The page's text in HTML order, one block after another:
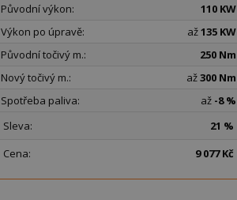
Původní výkon:
110 KW
Výkon po úpravě:
až135 KW
Původní točivý m.:
250 Nm
Nový točivý m.:
až300 Nm
Spotřeba paliva:
až -8 %
Sleva:
21 %
Cena:
9 077 Kč